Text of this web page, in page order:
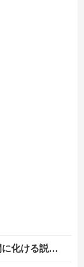
これ多分マジ